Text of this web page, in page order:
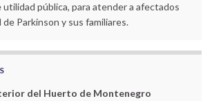
utilidad pública, para atender a afectados
Parkinson y sus familiares.
del Huerto de Montenegro